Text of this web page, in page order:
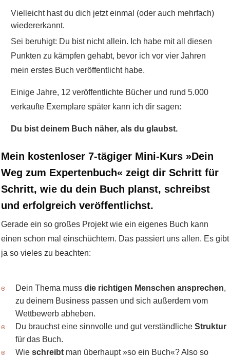
Vielleicht hast du dich jetzt einmal (oder auch mehrfach)
wiedererkannt.
Sei beruhigt: Du bist nicht allein. Ich habe mit all diesen
Punkten zu kämpfen gehabt, bevor ich vor vier Jahren
mein erstes Buch veröffentlicht habe.
Einige Jahre, 12 veröffentlichte Bücher und rund 5.000
verkaufte Exemplare später kann ich dir sagen:
Du bist deinem Buch näher, als du glaubst.
Mein kostenloser 7-tägiger Mini-Kurs »Dein
Weg zum Expertenbuch« zeigt dir Schritt für
Schritt, wie du dein Buch planst, schreibst
und erfolgreich veröffentlichst.
Gerade ein so großes Projekt wie ein eigenes Buch kann
einen schon mal einschüchtern. Das passiert uns allen. Es gibt
ja so vieles zu beachten:
Dein Thema muss die richtigen Menschen ansprechen,
zu deinem Business passen und sich außerdem vom
Wettbewerb abheben.
Du brauchst eine sinnvolle und gut verständliche Struktur
für das Buch.
Wie schreibt man überhaupt »so ein Buch«? Also so